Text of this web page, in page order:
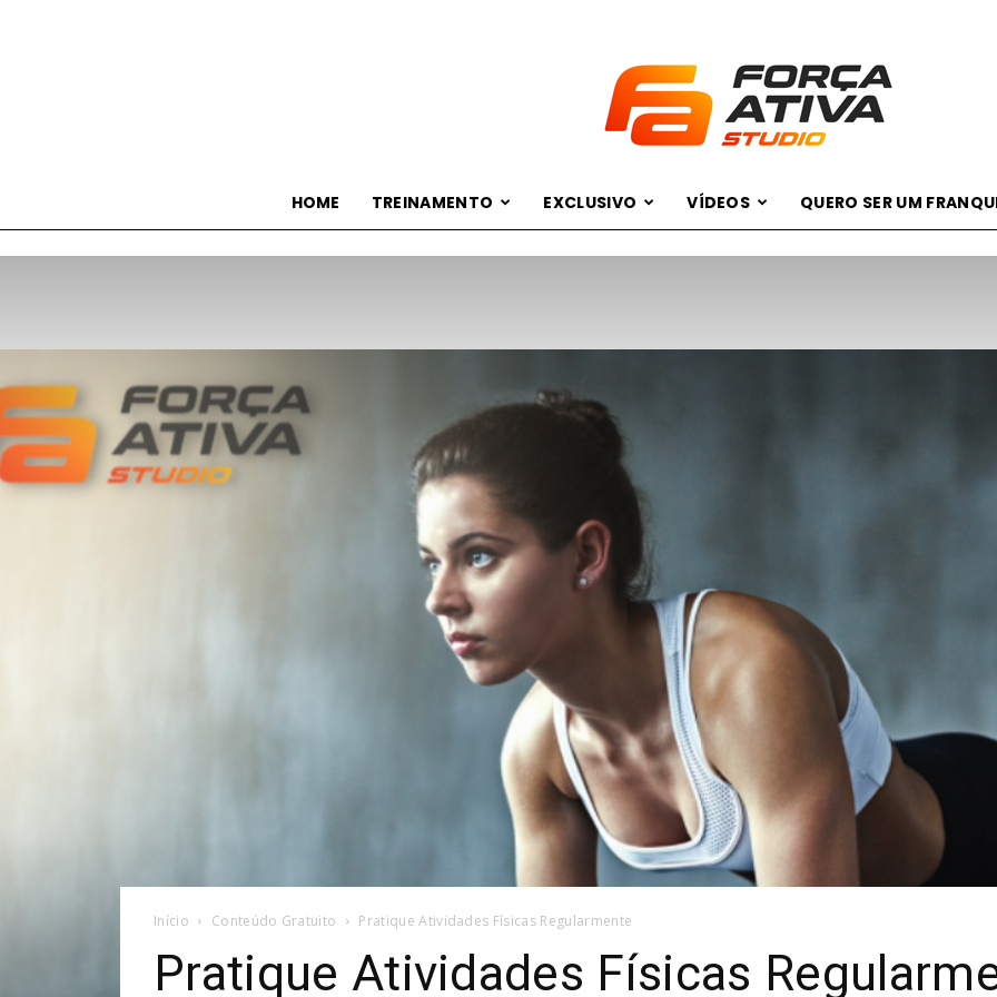
Studio
HOME TREINAMENTO EXCLUSIVO VÍDEOS QUERO SER UM
Início Conteúdo Gratuito Pratique Atividades Físicas Regularmente
Pratique Atividades Físicas